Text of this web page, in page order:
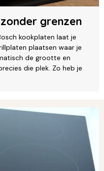
grenzen
kookplaten laat je
plaatsen waar je
de grootte en
die plek. Zo heb je